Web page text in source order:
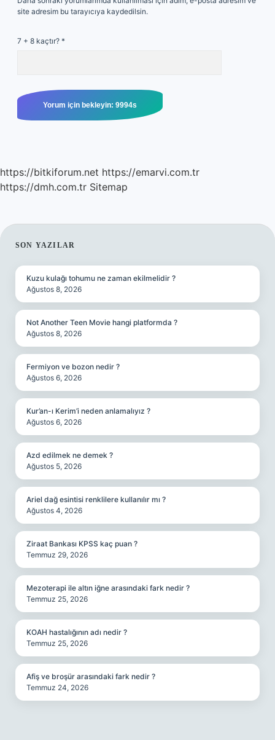
site adresim bu tarayıcıya kaydedilsin.
7 + 8 kaçtır? *
https://bitkiforum.net https://emarvi.com.tr
https://dmh.com.tr Sitemap
SIDEBAR
SON YAZILAR
Kuzu kulağı tohumu ne zaman ekilmelidir ?
Ağustos 8, 2026
Not Another Teen Movie hangi platformda ?
Ağustos 8, 2026
Fermiyon ve bozon nedir ?
Ağustos 6, 2026
Kur’an-ı Kerim’i neden anlamalıyız ?
Ağustos 6, 2026
Azd edilmek ne demek ?
Ağustos 5, 2026
Ariel dağ esintisi renklilere kullanılır mı ?
Ağustos 4, 2026
Ziraat Bankası KPSS kaç puan ?
Temmuz 29, 2026
Mezoterapi ile altın iğne arasındaki fark nedir ?
Temmuz 25, 2026
KOAH hastalığının adı nedir ?
Temmuz 25, 2026
Afiş ve broşür arasındaki fark nedir ?
Temmuz 24, 2026